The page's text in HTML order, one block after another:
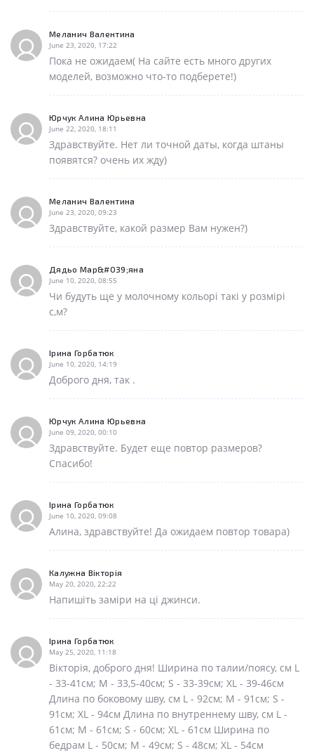
Меланич Валентина
June 23, 2020, 17:22
Пока не ожидаем( На сайте есть много других
моделей, возможно что-то подберете!)
Юрчук Алина Юрьевна
June 22, 2020, 18:11
Здравствуйте. Нет ли точной даты, когда штаны
появятся? очень их жду)
Меланич Валентина
June 23, 2020, 09:23
Здравствуйте, какой размер Вам нужен?)
Дядьо Мар&#039;яна
June 10, 2020, 08:55
Чи будуть ще у молочному кольорі такі у розмірі
с,м?
Ірина Горбатюк
June 10, 2020, 14:19
Доброго дня, так .
Юрчук Алина Юрьевна
June 09, 2020, 00:10
Здравствуйте. Будет еще повтор размеров?
Спасибо!
Ірина Горбатюк
June 10, 2020, 09:08
Алина, здравствуйте! Да ожидаем повтор товара)
Калужна Вікторія
May 20, 2020, 22:22
Напишіть заміри на ці джинси.
Ірина Горбатюк
May 25, 2020, 11:18
Вікторія, доброго дня! Ширина по талии/поясу, см L
- 33-41см; M - 33,5-40см; S - 33-39см; XL - 39-46см
Длина по боковому шву, см L - 92см; M - 91см; S -
91см; XL - 94см Длина по внутреннему шву, см L -
61см; M - 61см; S - 60см; XL - 61см Ширина по
бедрам L - 50см; M - 49см; S - 48см; XL - 54см